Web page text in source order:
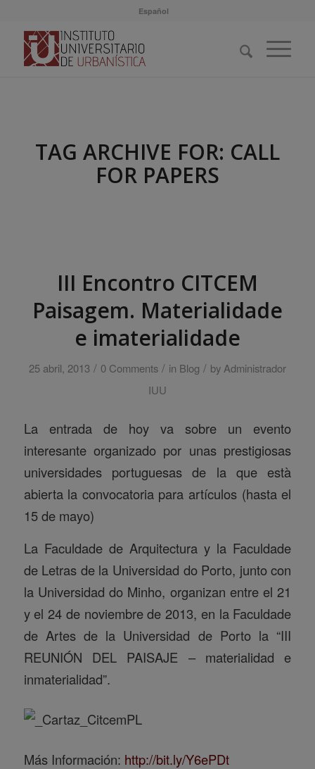
Español
TAG ARCHIVE FOR: CALL
FOR PAPERS
III Encontro CITCEM
Paisagem. Materialidade
e imaterialidade
25 abril, 2013 / 0 Comments / in Blog / by Administrador
IUU
La entrada de hoy va sobre un evento
interesante organizado por unas prestigiosas
universidades portuguesas de la que està
abierta la convocatoria para artículos (hasta el
15 de mayo)
La Faculdade de Arquitectura y la Faculdade
de Letras de la Universidad do Porto, junto con
la Universidad do Minho, organizan entre el 21
y el 24 de noviembre de 2013, en la Faculdade
de Artes de la Universidad de Porto la “III
REUNIÓN DEL PAISAJE – materialidad e
inmaterialidad”.
Más Información: http://bit.ly/Y6ePDt